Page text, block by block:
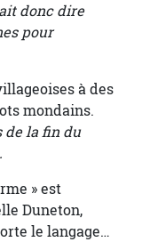
donc dire
pour
à des
mondains.
de la fin du
» est
Duneton,
le langage…